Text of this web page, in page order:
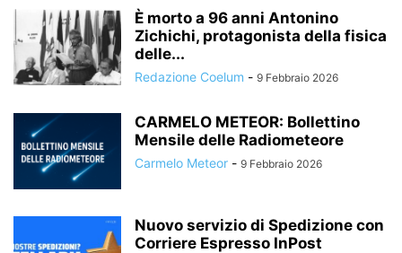
È morto a 96 anni Antonino
Zichichi, protagonista della fisica
delle...
Redazione Coelum - 9 Febbraio 2026
CARMELO METEOR: Bollettino
Mensile delle Radiometeore
Carmelo Meteor - 9 Febbraio 2026
Nuovo servizio di Spedizione con
Corriere Espresso InPost